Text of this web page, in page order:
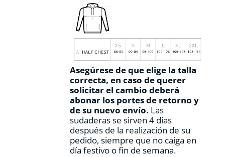
Asegúrese de que elige la talla
correcta, en caso de querer
solicitar el cambio deberá
abonar los portes de retorno y
de su nuevo envío. Las
sudaderas se sirven 4 días
después de la realización de su
pedido, siempre que no caiga en
día festivo o fin de semana.